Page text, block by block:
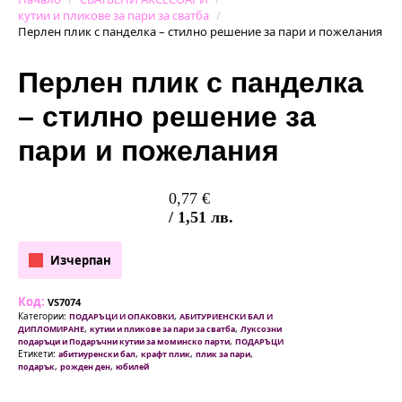
кутии и пликове за пари за сватба
Перлен плик с панделка – стилно решение за пари и пожелания
Перлен плик с панделка
– стилно решение за
пари и пожелания
0,77 €
/ 1,51 лв.
Изчерпан
Код: VS7074
Категории: ПОДАРЪЦИ И ОПАКОВКИ, АБИТУРИЕНСКИ БАЛ И
ДИПЛОМИРАНЕ, кутии и пликове за пари за сватба, Луксозни
подаръци и Подаръчни кутии за моминско парти, ПОДАРЪЦИ
Етикети: абитиуренски бал, крафт плик, плик за пари,
подарък, рожден ден, юбилей